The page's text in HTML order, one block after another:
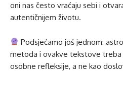
oni nas često vraćaju sebi i
autentičnijem životu.
Podsjećamo još jednom:
metoda i ovakve tekstove treba
osobne refleksije, a ne kao